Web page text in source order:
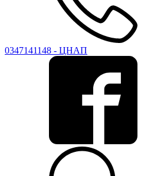
0347141148 - ЦНАП